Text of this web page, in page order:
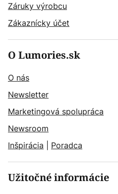
Záruky výrobcu
Zákaznícky účet
O Lumories.sk
O nás
Newsletter
Marketingová spolupráca
Newsroom
Inšpirácia
Poradca
Užitočné informácie